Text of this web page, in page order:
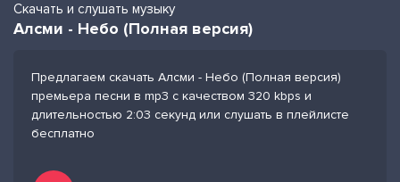
Скачать и слушать музыку
Алсми - Небо (Полная версия)
Предлагаем скачать Алсми - Небо (Полная версия)
премьера песни в mp3 с качеством 320 kbps и
длительностью 2:03 секунд или слушать в плейлисте
бесплатно